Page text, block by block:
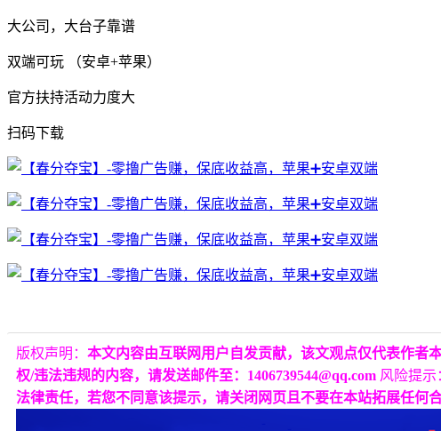
大公司，大台子靠谱
双端可玩 （安卓+苹果）
官方扶持活动力度大
扫码下载
版权声明： 本文内容由互联网用户自发贡献，该文观点仅代表作者
权/违法违规的内容，请发送邮件至：1406739544@qq.com 风险提示
法律责任，若您不同意该提示，请关闭网页且不要在本站拓展任何